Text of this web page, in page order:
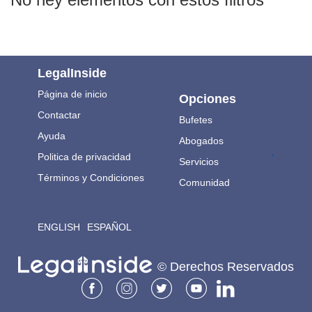
LegalInside
Página de inicio
Contactar
Ayuda
Politica de privacidad
Términos y Condiciones
ENGLISH ESPAÑOL
Opciones
Bufetes
Abogados
Servicios
Comunidad
.
© Derechos Reservados